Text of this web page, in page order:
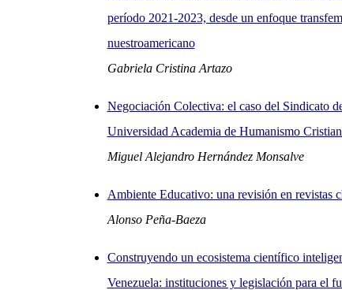
período 2021-2023, desde un enfoque
nuestroamericano
Gabriela Cristina Artazo
Negociación Colectiva: el caso del Sindicato
Universidad Academia de Humanismo
Miguel Alejandro Hernández Monsalve
Ambiente Educativo: una revisión en revistas
Alonso Peña-Baeza
Construyendo un ecosistema científico
Venezuela: instituciones y legislación para el